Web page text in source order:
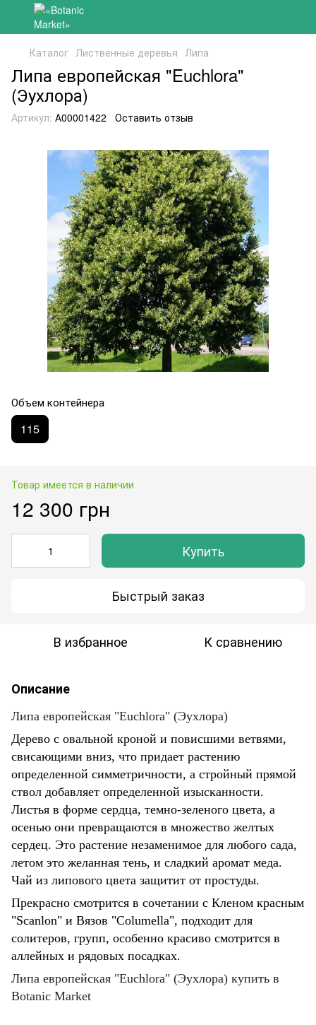
Каталог Лиственные деревья Липа
Липа европейская "Euchlora"
(Эухлора)
Артикул: А00001422 Оставить отзыв
Объем контейнера
115
Товар имеется в наличии
12 300 грн
Купить
Быстрый заказ
В избранное К сравнению
Описание
Липа европейская "Euchlora" (Эухлора)
Дерево с овальной кроной и повисшими ветвями,
свисающими вниз, что придает растению
определенной симметричности, а стройный прямой
ствол добавляет определенной изысканности.
Листья в форме сердца, темно-зеленого цвета, а
осенью они превращаются в множество желтых
сердец. Это растение незаменимое для любого сада,
летом это желанная тень, и сладкий аромат меда.
Чай из липового цвета защитит от простуды.
Прекрасно смотрится в сочетании с Кленом красным
"Scanlon" и Вязов "Columella", подходит для
солитеров, групп, особенно красиво смотрится в
аллейных и рядовых посадках.
Липа европейская "Euchlora" (Эухлора) купить в
Botanic Market